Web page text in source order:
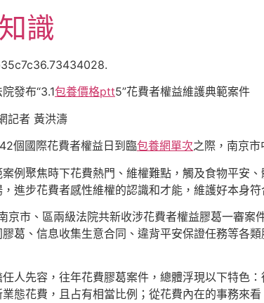
識
發布“3.1包養價格ptt5”花費者權益維護典範案件
記者 黃洪濤
個國際花費者權益日到臨包養網單次之際，南京
例聚焦時下花費熱門、維權難點，觸及食物平安
進步花費者感性維權的認識和才能，維護好本身
京市、區兩級法院共新收涉花費者權益膠葛一審
葛、信息收集生意合同、違背平安保證任務等各
人先容，往年花費膠葛案件，總體浮現以下特色
態花費，且占有相當比例；從花費內在的事務來